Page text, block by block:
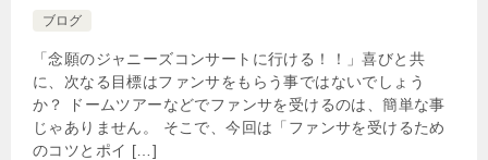
ブログ
「念願のジャニーズコンサートに行ける！！」喜びと共
に、次なる目標はファンサをもらう事ではないでしょう
か？ ドームツアーなどでファンサを受けるのは、簡単な事
じゃありません。 そこで、今回は「ファンサを受けるため
のコツとポイ […]